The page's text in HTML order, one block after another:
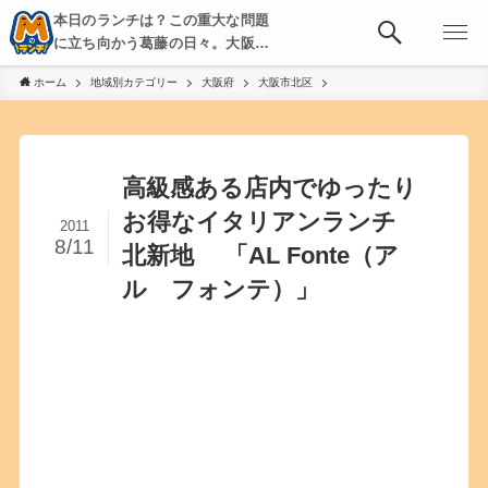
本日のランチは？この重大な問題
に立ち向かう葛藤の日々。大阪・
京都・神戸を中心とした食べ歩
き、飲み歩きを綴る。
ホーム 地域別カテゴリー 大阪府 大阪市北区
高級感ある店内でゆったり
お得なイタリアンランチ
北新地 「AL Fonte（ア
ル フォンテ）」
2011
8/11